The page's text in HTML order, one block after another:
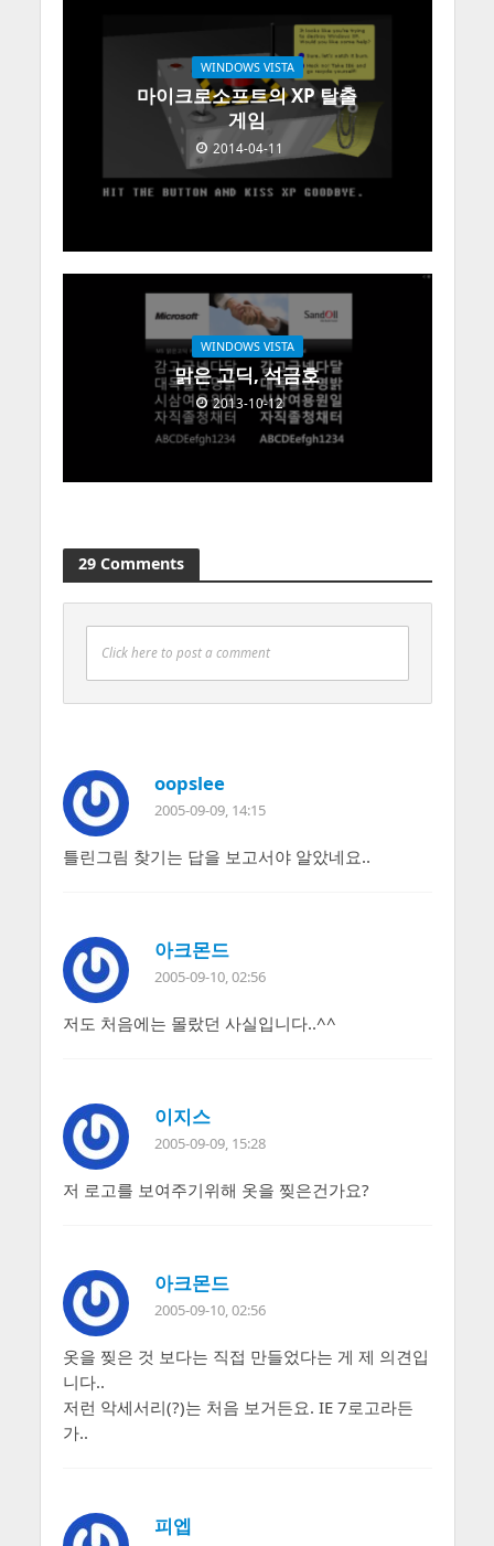
WINDOWS VISTA
마이크로소프트의 XP 탈출
게임
2014-04-11
WINDOWS VISTA
맑은 고딕, 석금호
2013-10-12
29 Comments
Click here to post a comment
oopslee
2005-09-09, 14:15
틀린그림 찾기는 답을 보고서야 알았네요..
아크몬드
2005-09-10, 02:56
저도 처음에는 몰랐던 사실입니다..^^
이지스
2005-09-09, 15:28
저 로고를 보여주기위해 옷을 찢은건가요?
아크몬드
2005-09-10, 02:56
옷을 찢은 것 보다는 직접 만들었다는 게 제 의견입
니다..
저런 악세서리(?)는 처음 보거든요. IE 7로고라든
가..
피엡